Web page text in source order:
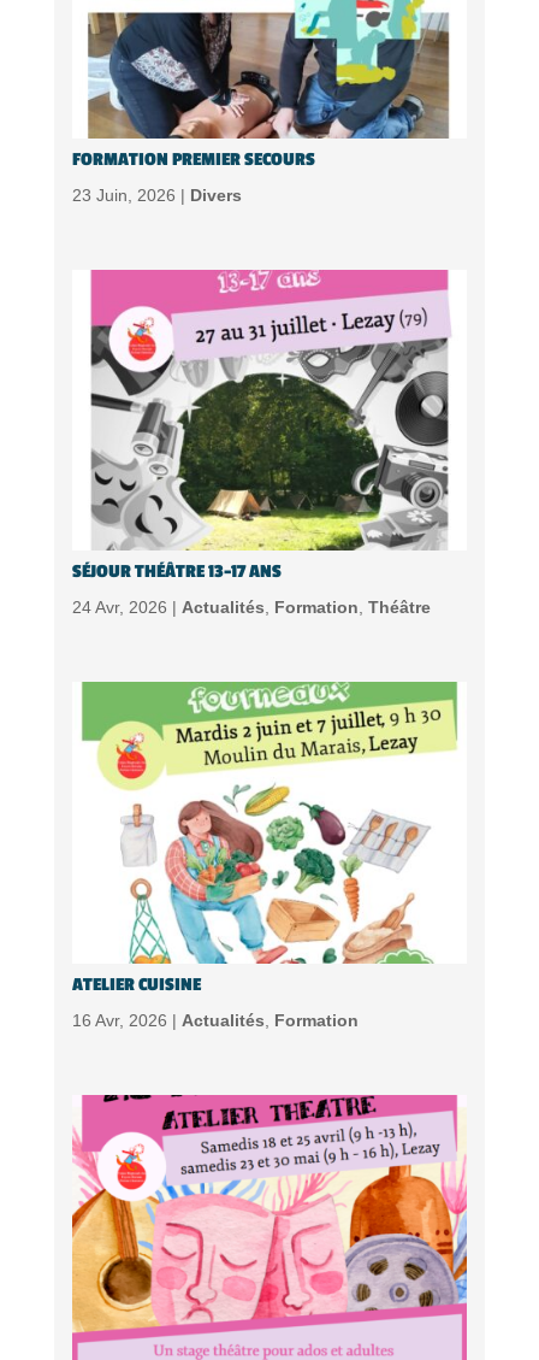
FORMATION PREMIER SECOURS
23 Juin, 2026 | Divers
SÉJOUR THÉÂTRE 13-17 ANS
24 Avr, 2026 | Actualités, Formation, Théâtre
ATELIER CUISINE
16 Avr, 2026 | Actualités Formation